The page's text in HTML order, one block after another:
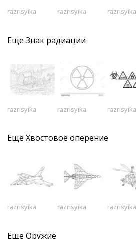
razrisyika razrisyika razrisyika
Еще Знак радиации
razrisyika razrisyika razrisyika
Еще Хвостовое оперение
razrisyika razrisyika razrisyika
Еще Оружие